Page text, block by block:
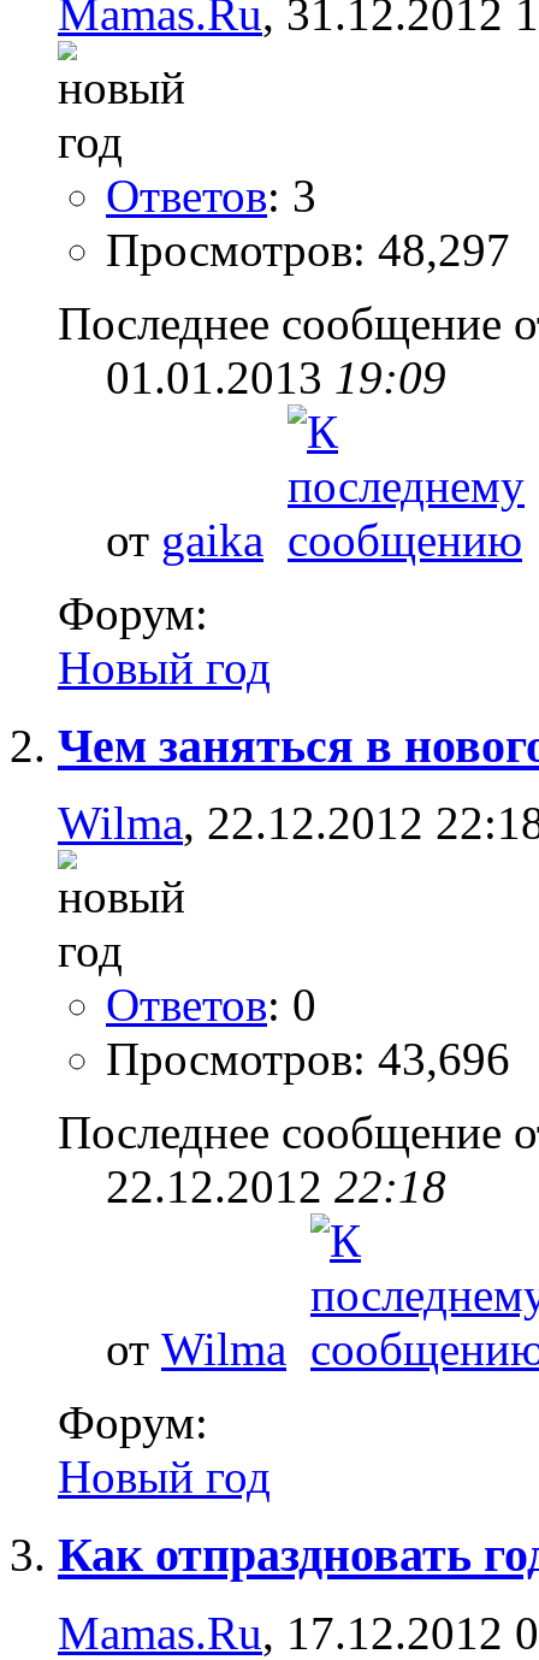
Mamas.Ru, 31.12.2012
Ответов: 3
Просмотров: 48,297
Последнее сообщение
01.01.2013 19:09
от gaika
Форум:
Новый год
Чем заняться в
Wilma, 22.12.2012
Ответов: 0
Просмотров: 43,696
Последнее сообщение
22.12.2012 22:18
от Wilma
Форум:
Новый год
Как отпраздновать
Mamas.Ru, 17.12.2012